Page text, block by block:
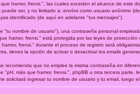
hamor, frensi.", las cuales exceden el alcance de este
ser, y no limitado a: envíos como usuario anónimo
identificado (de aquí en adelante "tus mensajes").
nombre de usuario"), una contraseña personal
hamor, frensi." está protegida por las leyes de
frensi." durante el proceso de registro será
tienes la opción de activar o desactivar los emails
que no emplee la misma contraseña en
más que hamor, frensi.", phpBB u otra tercera
solicitará ingresar tu nombre de usuario y tu email, luego